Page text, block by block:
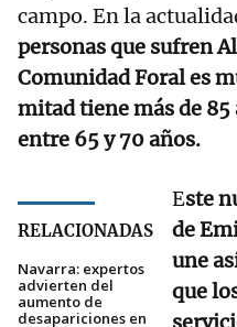
campo. En la
personas que sufren
Comunidad Foral es
mitad tiene más de
entre 65 y 70 años.
RELACIONADAS
Navarra: expertos
advierten del
aumento de
desapariciones en
Este
de
une
que